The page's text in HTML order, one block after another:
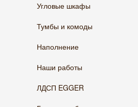
Угловые шкафы
Тумбы и комоды
Наполнение
Наши работы
ЛДСП EGGER